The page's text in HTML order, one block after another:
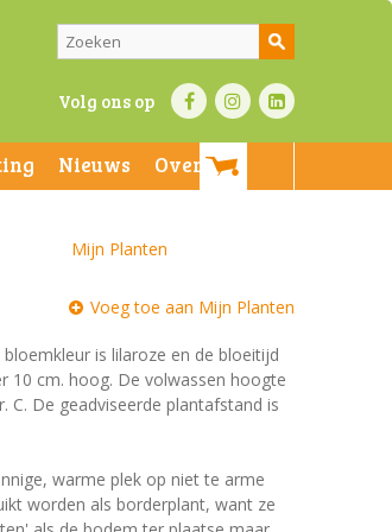
Volg ons op
Nieuws
Over ons
Mijn Planten
Voeg toe aan Mijn Planten
is lilaroze en de bloeitijd
10 cm. hoog. De volwassen hoogte
De geadviseerde plantafstand is
warme plek op niet te arme
worden als borderplant, want ze